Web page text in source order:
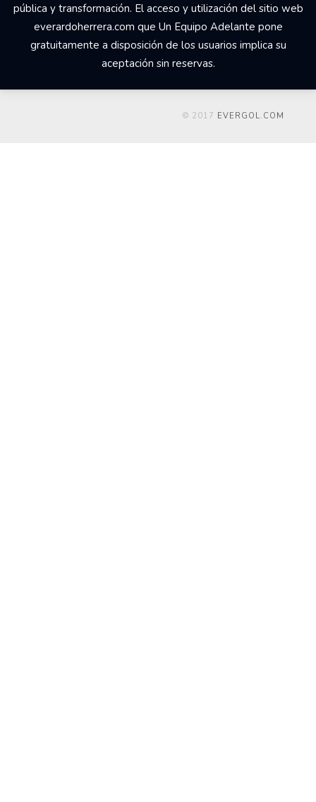
pública y transformación. El acceso y utilización del sitio web
everardoherrera.com que Un Equipo Adelante pone
gratuitamente a disposición de los usuarios implica su
aceptación sin reservas.
© 2017 EVERGOL.COM